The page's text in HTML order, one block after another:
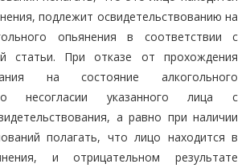
подлежит освидетельствованию на
опьянения в соответствии с
статьи. При отказе от прохождения
на состояние алкогольного
несогласии указанного лица с
а равно при наличии
полагать, что лицо находится в
и отрицательном результате